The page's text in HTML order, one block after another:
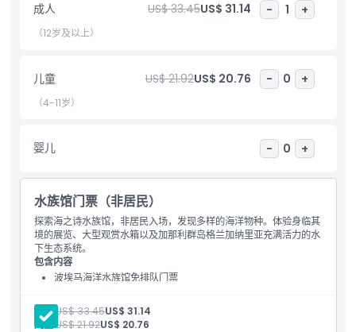
亮点
包含项
营业时间
需要了解的事项
位置
成人 US$ 33.45US$ 31.14 - 1 +
（12岁及以上）
儿童 US$ 21.92US$ 20.76 - 0 +
（4-11岁）
婴儿 - 0 +
水族馆门票（非居民）
探索海之诗水族馆，非居民入场，发现多样的海洋物种。体验身临其
境的展览、大型观赏水箱以及加那利群岛格兰加纳里亚充满活力的水
下生态系统。
包含内容
波埃马海洋水族馆免排队门票
成人: US$ 33.45US$ 31.14
儿童: US$ 21.92US$ 20.76